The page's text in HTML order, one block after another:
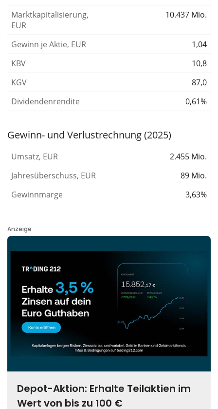
Marktkapitalisierung,
EUR
10.437 Mio.
Gewinn je Aktie, EUR
1,04
KBV
10,8
KGV
87,0
Dividendenrendite
0,61%
Gewinn- und Verlustrechnung (2025)
Umsatz, EUR
2.455 Mio.
Jahresüberschuss, EUR
89 Mio.
Gewinnmarge
3,63%